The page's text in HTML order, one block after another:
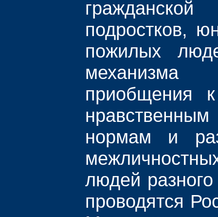
подростков,
пожилых
приобщения к
нормам и
людей
проводятся